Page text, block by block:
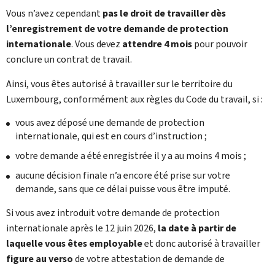
Vous n’avez cependantpas le droit de travailler dès
l’enregistrement de votre demande de protection
internationale. Vous devez attendre 4 moispour pouvoir
conclure un contrat de travail.
Ainsi, vous êtes autorisé à travailler sur le territoire du
Luxembourg, conformément aux règles du Code du travail, si :
vous avez déposé une demande de protection
internationale, qui est en cours d’instruction ;
votre demande a été enregistrée il y a au moins 4 mois ;
aucune décision finale n’a encore été prise sur votre
demande, sans que ce délai puisse vous être imputé.
Si vous avez introduit votre demande de protection
internationale après le 12 juin 2026, la date à partir de
laquelle vous êtes employableet donc autorisé à travailler
figure au versode votre attestation de demande de